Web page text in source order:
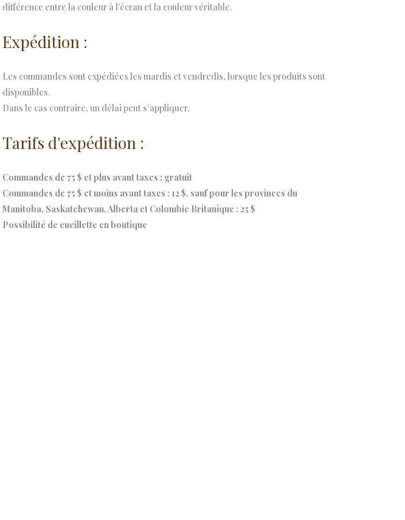
différence entre la couleur à l'écran et la couleur véritable.
Expédition :
Les commandes sont expédiées les mardis et vendredis, lorsque les produits sont
disponibles.
Dans le cas contraire, un délai peut s’appliquer.
Tarifs d'expédition :
Commandes de 75 $ et plus avant taxes : gratuit
Commandes de 75 $ et moins avant taxes : 12 $, sauf pour les provinces du
Manitoba, Saskatchewan, Alberta et Colombie Britanique : 25 $
Possibilité de cueillette en boutique